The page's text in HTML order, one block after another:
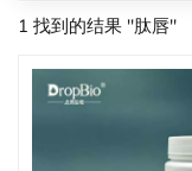
1 找到的结果 "肽唇"